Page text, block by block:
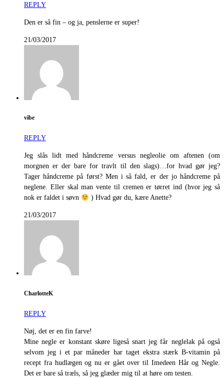
REPLY
Den er så fin – og ja, penslerne er super!
21/03/2017
vibe
REPLY
Jeg slås lidt med håndcreme versus negleolie om aftenen (om
morgnen er der bare for travlt til den slags)…for hvad gør jeg?
Tager håndcreme på først? Men i så fald, er der jo håndcreme på
neglene. Eller skal man vente til cremen er tørret ind (hvor jeg så
nok er faldet i søvn
) Hvad gør du, kære Anette?
21/03/2017
CharlotteK
REPLY
Nøj, det er en fin farve!
Mine negle er konstant skøre ligeså snart jeg får neglelak på også
selvom jeg i et par måneder har taget ekstra stærk B-vitamin på
recept fra hudlægen og nu er gået over til Imedeen Hår og Negle.
Det er bare så træls, så jeg glæder mig til at høre om testen.